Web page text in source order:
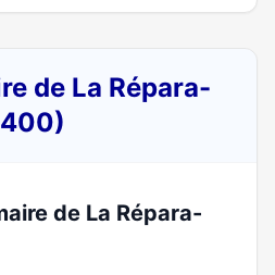
de La Répara-
de La Répara-